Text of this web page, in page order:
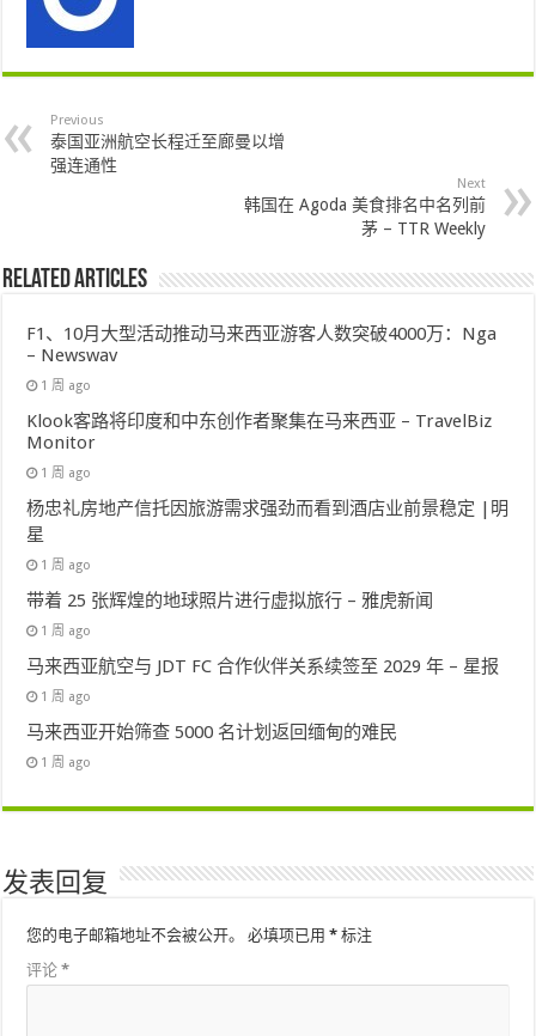
Previous
泰国亚洲航空长程迁至廊曼以增
强连通性
Next
韩国在 Agoda 美食排名中名列前
茅 – TTR Weekly
Related Articles
F1、10月大型活动推动马来西亚游客人数突破4000万：Nga
– Newswav
1 周 ago
Klook客路将印度和中东创作者聚集在马来西亚 – TravelBiz
Monitor
1 周 ago
杨忠礼房地产信托因旅游需求强劲而看到酒店业前景稳定 |明
星
1 周 ago
带着 25 张辉煌的地球照片进行虚拟旅行 – 雅虎新闻
1 周 ago
马来西亚航空与 JDT FC 合作伙伴关系续签至 2029 年 – 星报
1 周 ago
马来西亚开始筛查 5000 名计划返回缅甸的难民
1 周 ago
发表回复
您的电子邮箱地址不会被公开。 必填项已用* 标注
评论*